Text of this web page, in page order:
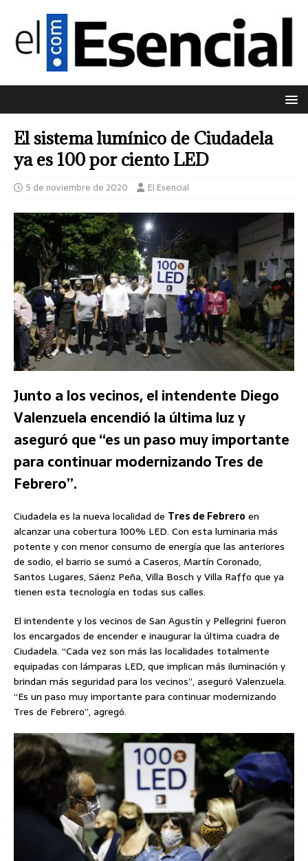
El sistema lumínico de Ciudadela
ya es 100 por ciento LED
5 de noviembre de 2020 El Esencial
Junto a los vecinos, el intendente Diego
Valenzuela encendió la última luz y
aseguró que “es un paso muy importante
para continuar modernizando Tres de
Febrero”.
Ciudadela es la nueva localidad de Tres de Febrero en
alcanzar una cobertura 100% LED. Con esta luminaria más
potente y con menor consumo de energía que las anteriores
de sodio, el barrio se sumó a Caseros, Martín Coronado,
Santos Lugares, Sáenz Peña, Villa Bosch y Villa Raffo que ya
tienen esta tecnología en todas sus calles.
El intendente y los vecinos de San Agustín y Pellegrini fueron
los encargados de encender e inaugurar la última cuadra de
Ciudadela. “Cada vez son más las localidades totalmente
equipadas con lámparas LED, que implican más iluminación y
brindan más seguridad para los vecinos”, aseguró Valenzuela.
“Es un paso muy importante para continuar modernizando
Tres de Febrero”, agregó.